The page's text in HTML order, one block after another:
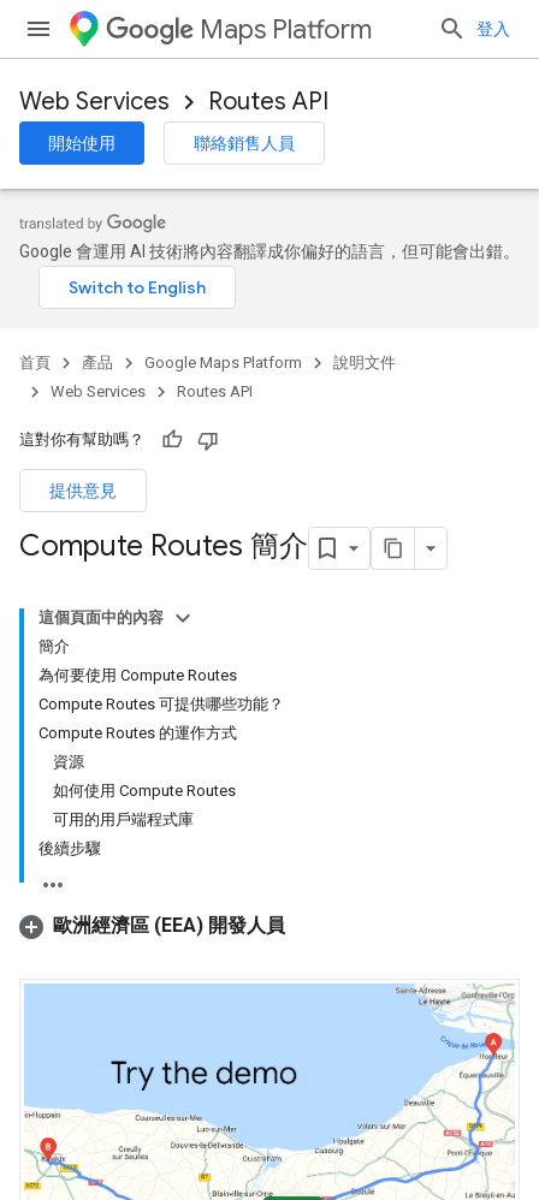
Maps Platform 登入
Web Services Routes API
開始使用 聯絡銷售人員
Google 會運用 AI 技術將內容翻譯成你偏好的語言，但可能會出錯。
首頁 產品 Google Maps Platform
說明文件
Web Services
Routes API
這對你有幫助嗎？
提供意見
Compute Routes 簡介
這個頁面中的內容
簡介
為何要使用 Compute Routes
Compute Routes 可提供哪些功能？
Compute Routes 的運作方式
資源
如何使用 Compute Routes
可用的用戶端程式庫
後續步驟
歐洲經濟區 (EEA) 開發人員